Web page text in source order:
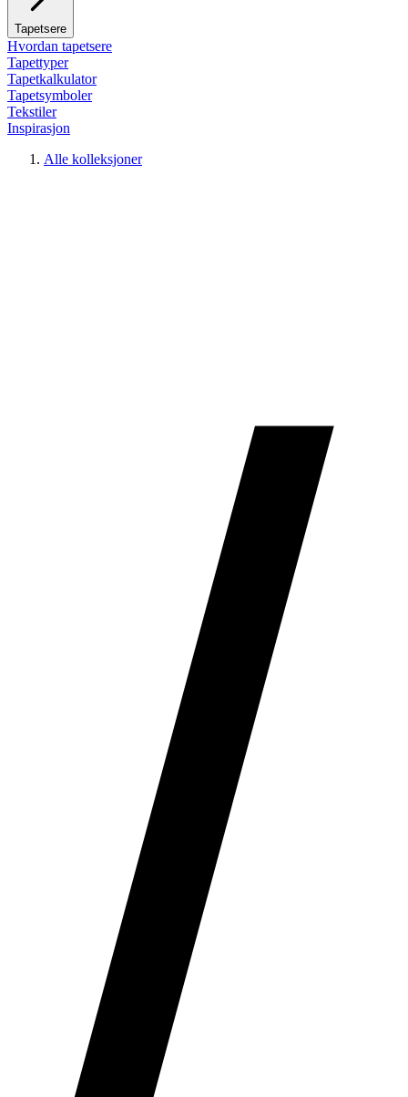
Tapetsere
Hvordan tapetsere
Tapettyper
Tapetkalkulator
Tapetsymboler
Tekstiler
Inspirasjon
Alle kolleksjoner